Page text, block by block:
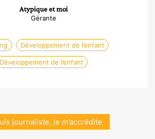
Atypique et moi
Gérante
Développement de l’enfant
Développement de l’enfant
journaliste, je m’accrédite